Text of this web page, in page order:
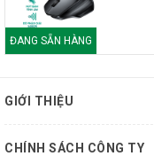
ĐANG SẴN HÀNG
GIỚI THIỆU
CHÍNH SÁCH CÔNG TY